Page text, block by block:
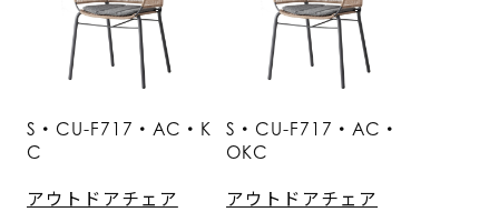
S・CU-F717・AC・K
C
アウトドアチェア
S・CU-F717・AC・
OKC
アウトドアチェア